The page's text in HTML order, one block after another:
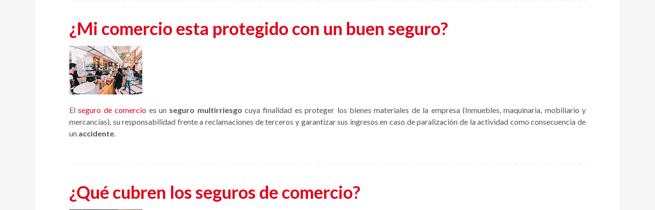
¿Mi comercio esta protegido con un buen seguro?
Elseguro de comercio es un seguro multirriesgo cuya finalidad es proteger los bienes materiales de la empresa (Inmuebles, maquinaria, mobiliario y
mercancías), su responsabilidad frente a reclamaciones de terceros y garantizar sus ingresos en caso de paralización de la actividad como consecuencia de
un accidente.
¿Qué cubren los seguros de comercio?